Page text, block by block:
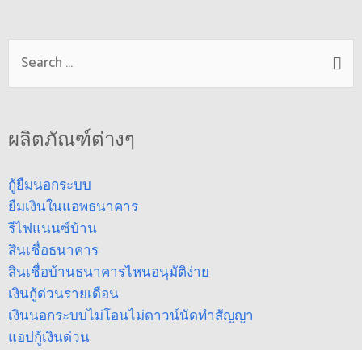
ผลิตภัณฑ์ต่างๆ
กู้ยืมนอกระบบ
ยืมเงินในแอพธนาคาร
รีไฟแนนซ์บ้าน
สินเชื่อธนาคาร
สินเชื่อบ้านธนาคารไหนอนุมัติง่าย
เงินกู้ด่วนรายเดือน
เงินนอกระบบไม่โอนไม่ดาวน์นัดทำสัญญา
แอปกู้เงินด่วน